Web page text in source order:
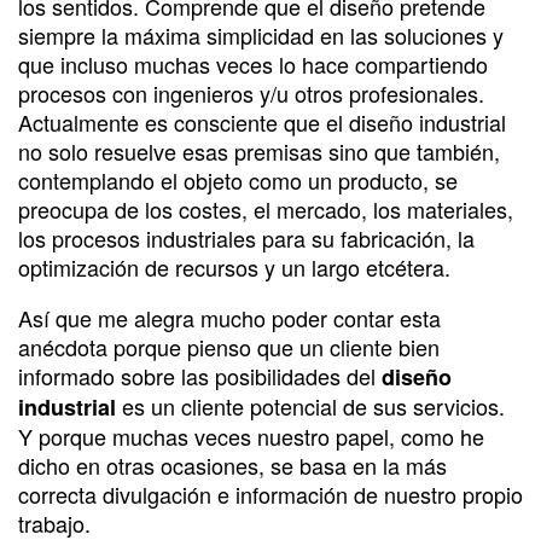
siempre la máxima simplicidad en las soluciones y
que incluso muchas veces lo hace compartiendo
procesos con ingenieros y/u otros profesionales.
Actualmente es consciente que el diseño industrial
no solo resuelve esas premisas sino que también,
contemplando el objeto como un producto, se
preocupa de los costes, el mercado, los materiales,
los procesos industriales para su fabricación, la
optimización de recursos y un largo etcétera.
Así que me alegra mucho poder contar esta
anécdota porque pienso que un cliente bien
informado sobre las posibilidades del diseño
industrial es un cliente potencial de sus servicios.
Y porque muchas veces nuestro papel, como he
dicho en otras ocasiones, se basa en la más
correcta divulgación e información de nuestro propio
trabajo.